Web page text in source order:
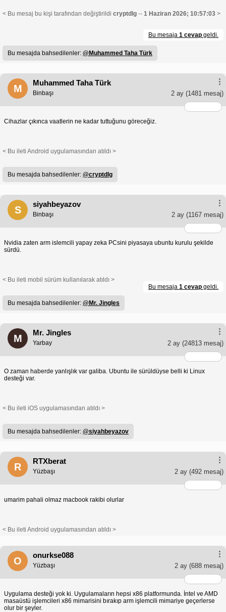
< Bu mesaj bu kişi tarafından değiştirildi cryptdlg -- 1 Haziran 2026; 10:57:03 >
Bu mesaja 1 cevap geldi.
Bu mesajda bahsedilenler: @Muhammed Taha Türk
M
Muhammed Taha Türk
2 ay (1481 mesaj)
Binbaşı
Cihazlar çıkınca vaatlerin ne kadar tuttuğunu göreceğiz.
< Bu ileti Android uygulamasından atıldı >
Bu mesajda bahsedilenler: @cryptdlg
S
siyahbeyazov
2 ay (1167 mesaj)
Binbaşı
Nvidia zaten arm islemcili yapay zeka PCsini piyasaya ubuntu kurulu şekilde
sürdü.
< Bu ileti mobil sürüm kullanılarak atıldı >
Bu mesaja 1 cevap geldi.
Bu mesajda bahsedilenler: @Mr. Jingles
M
Mr. Jingles
2 ay (24813 mesaj)
Yarbay
O zaman haberde yanlışlık var galiba. Ubuntu ile sürüldüyse belli ki Linux
desteği var.
< Bu ileti iOS uygulamasından atıldı >
Bu mesajda bahsedilenler: @siyahbeyazov
R
RTXberat
2 ay (492 mesaj)
Yüzbaşı
umarim pahali olmaz macbook rakibi olurlar
< Bu ileti Android uygulamasından atıldı >
O
onurkse088
2 ay (688 mesaj)
Yüzbaşı
Uygulama desteği yok ki. Uygulamaların hepsi x86 platformunda. İntel ve AMD
masaüstü işlemcileri x86 mimarisini bırakıp arm işlemcili mimariye geçerlerse
olur bir şeyler.